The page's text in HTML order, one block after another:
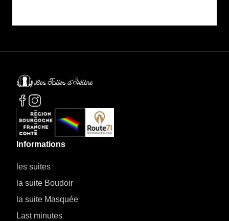
Informations
les suites
la suite Boudoir
la suite Masquée
Last minutes